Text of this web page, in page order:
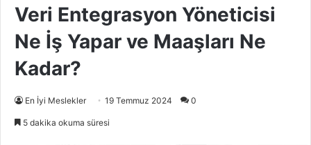
Veri Entegrasyon Yöneticisi
Ne İş Yapar ve Maaşları Ne
Kadar?
En İyi Meslekler 19 Temmuz 2024 0
5 dakika okuma süresi